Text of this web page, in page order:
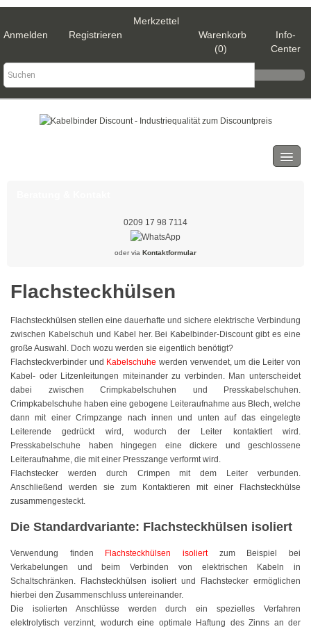
Anmelden Registrieren
Merkzettel
Warenkorb
(0)
Info-
Center
Gold
Farbig
Rot
Gelb
Grün
Blau
Türkis
Lila
Orange
Petrol
Beige
Braun
0209 17 98 7114
oder via Kontaktformular
Flachsteckhülsen
Flachsteckhülsen stellen eine dauerhafte und sichere elektrische Verbindung
zwischen Kabelschuh und Kabel her. Bei Kabelbinder-Discount gibt es eine
große Auswahl. Doch wozu werden sie eigentlich benötigt?
Flachsteckverbinder und Kabelschuhe werden verwendet, um die Leiter von
Kabel- oder Litzenleitungen miteinander zu verbinden. Man unterscheidet
dabei zwischen Crimpkabelschuhen und Presskabelschuhen.
Crimpkabelschuhe haben eine gebogene Leiteraufnahme aus Blech, welche
dann mit einer Crimpzange nach innen und unten auf das eingelegte
Leiterende gedrückt wird, wodurch der Leiter kontaktiert wird.
Presskabelschuhe haben hingegen eine dickere und geschlossene
Leiteraufnahme, die mit einer Presszange verformt wird.
Flachstecker werden durch Crimpen mit dem Leiter verbunden.
Anschließend werden sie zum Kontaktieren mit einer Flachsteckhülse
zusammengesteckt.
Die Standardvariante: Flachsteckhülsen isoliert
Verwendung finden Flachsteckhülsen isoliertzum Beispiel bei
Verkabelungen und beim Verbinden von elektrischen Kabeln in
Schaltschränken. Flachsteckhülsen isoliert und Flachstecker ermöglichen
hierbei den Zusammenschluss untereinander.
Die isolierten Anschlüsse werden durch ein spezielles Verfahren
elektrolytisch verzinnt, wodurch eine optimale Haftung des Zinns an der